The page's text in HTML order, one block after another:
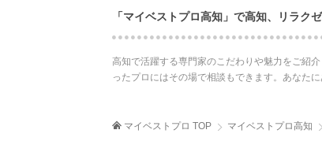
「マイベストプロ高知」で高知、リラク
高知で活躍する専門家のこだわりや魅力をご紹
ったプロにはその場で相談もできます。あなた
マイベストプロ TOP マイベストプロ高知